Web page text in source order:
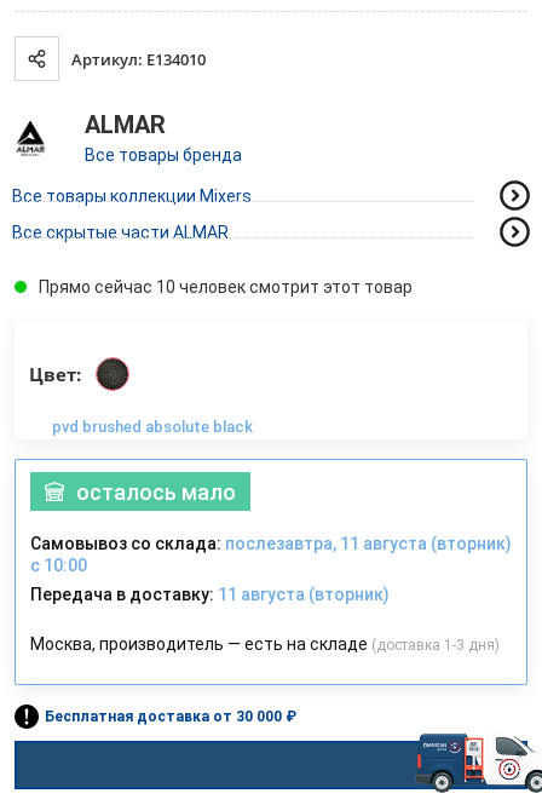
Артикул: E134010
ALMAR
Все товары бренда
Все товары коллекции Mixers
Все скрытые части ALMAR
Прямо сейчас 10 человек смотрит этот товар
Цвет:
pvd brushed absolute black
осталось мало
Самовывоз со склада: послезавтра, 11 августа (вторник)
с 10:00
Передача в доставку: 11 августа (вторник)
Москва, производитель — есть на складе (доставка 1-3 дня)
Бесплатная доставка от 30 000 ₽